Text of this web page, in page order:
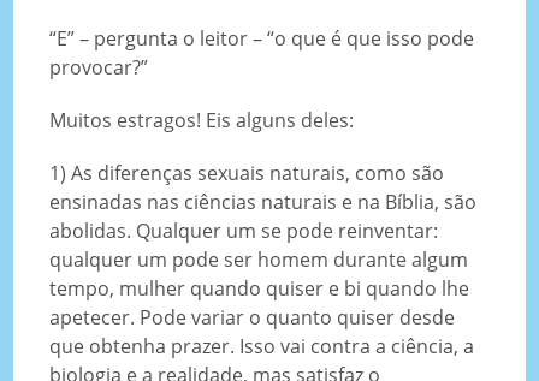
“E” – pergunta o leitor – “o que é que isso pode
provocar?”
Muitos estragos! Eis alguns deles:
1) As diferenças sexuais naturais, como são
ensinadas nas ciências naturais e na Bíblia, são
abolidas. Qualquer um se pode reinventar:
qualquer um pode ser homem durante algum
tempo, mulher quando quiser e bi quando lhe
apetecer. Pode variar o quanto quiser desde
que obtenha prazer. Isso vai contra a ciência, a
biologia e a realidade, mas satisfaz o